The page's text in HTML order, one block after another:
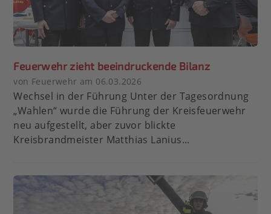
Feuerwehr zieht beeindruckende Bilanz
von Feuerwehr am 06.03.2026
Wechsel in der Führung Unter der Tagesordnung
„Wahlen“ wurde die Führung der Kreisfeuerwehr
neu aufgestellt, aber zuvor blickte
Kreisbrandmeister Matthias Lanius...